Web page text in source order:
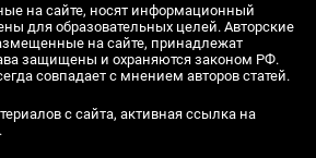
на сайте, носят информационный
для образовательных целей. Авторские
на сайте, принадлежат
защищены и охраняются законом РФ.
совпадает с мнением авторов статей.
с сайта, активная ссылка на